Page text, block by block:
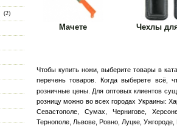
(2)
Мачете Чехлы
Чтобы купить ножи, выберите товары в
перечень товаров. Когда выберете всё,
розничные цены. Для оптовых клиентов
розницу можно во всех городах Украины:
Севастополе, Сумах, Чернигове,
Тернополе, Львове, Ровно, Луцке,